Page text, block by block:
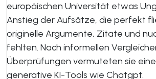
europäischen Universität etwas
Anstieg der Aufsätze, die perfekt
originelle Argumente, Zitate und
fehlten. Nach informellen
Überprüfungen vermuteten sie
generative KI-Tools wie Chatgpt.